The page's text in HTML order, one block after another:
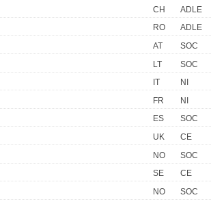
CH
ADLE
RO
ADLE
AT
SOC
LT
SOC
IT
NI
FR
NI
ES
SOC
UK
CE
NO
SOC
SE
CE
NO
SOC